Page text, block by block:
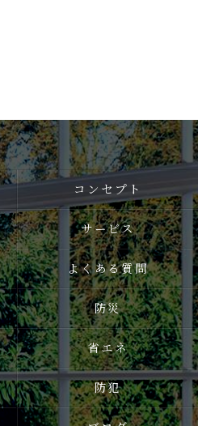
コンセプト
サービス
よくある質問
防災
省エネ
防犯